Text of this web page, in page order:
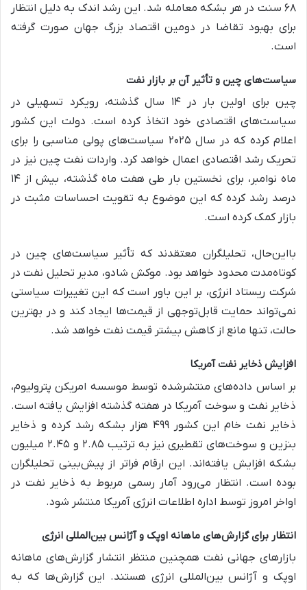
۶۸ سنت در هر بشکه معامله شد. این رشد اندک به دلیل انتظار
برای بهبود تقاضا در دومین اقتصاد بزرگ جهان صورت گرفته
است.
سیاست‌های چین و تأثیر آن بر بازار نفت
چین برای اولین بار در ۱۴ سال گذشته، رویکرد تسهیلی در
سیاست‌های اقتصادی خود اتخاذ کرده است. دولت این کشور
اعلام کرده که در سال ۲۰۲۵ سیاست‌های پولی مناسبی را برای
تحریک رشد اقتصادی اعمال خواهد کرد. واردات نفت چین نیز در
ماه نوامبر، برای نخستین بار طی هفت ماه گذشته، بیش از ۱۴
درصد رشد کرده که این موضوع به تقویت احساسات مثبت در
بازار کمک کرده است.
بااین‌حال، تحلیلگران معتقدند که تأثیر سیاست‌های چین در
کوتاه‌مدت محدود خواهد بود. موکش شادو، مدیر تحلیل نفت در
شرکت ریستاد انرژی، بر این باور است که این تغییرات سیاستی
نمی‌تواند حمایت قابل‌توجهی از قیمت‌ها ایجاد کند و در بهترین
حالت، تنها مانع از کاهش بیشتر قیمت نفت خواهد شد.
افزایش ذخایر نفت آمریکا
بر اساس داده‌های منتشرشده توسط موسسه امریکن پترولیوم،
ذخایر نفت و سوخت آمریکا در هفته گذشته افزایش یافته است.
ذخایر نفت خام این کشور ۴۹۹ هزار بشکه رشد کرده و ذخایر
بنزین و سوخت‌های تقطیری نیز به ترتیب ۲.۸۵ و ۲.۴۵ میلیون
بشکه افزایش یافته‌اند. این ارقام فراتر از پیش‌بینی تحلیلگران
بوده است. انتظار می‌رود آمار رسمی مربوط به ذخایر نفت در
اواخر امروز توسط اداره اطلاعات انرژی آمریکا منتشر شود.
انتظار برای گزارش‌های ماهانه اوپک و آژانس بین‌المللی انرژی
بازارهای جهانی نفت همچنین منتظر انتشار گزارش‌های ماهانه
اوپک و آژانس بین‌المللی انرژی هستند. این گزارش‌ها که به